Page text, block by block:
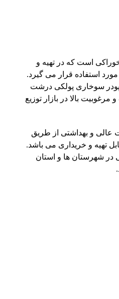
است که در تهیه و
استفاده قرار می گیرد.
سوخاری پولکی درشت
بالا در بازار توزیع
عالی و بهداشتی از طریق
تهیه و خریداری می باشد.
در شهرستان ها و استان